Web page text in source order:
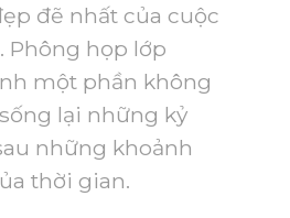
đẽ nhất của cuộc
Phông họp lớp
một phần không
lại những kỷ
những khoảnh
thời gian.